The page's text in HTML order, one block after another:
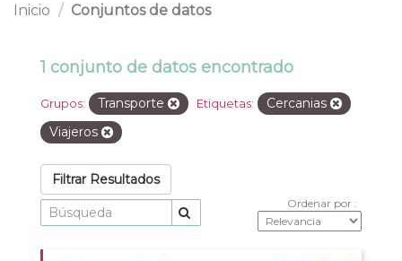
Inicio Conjuntos de datos
1 conjunto de datos encontrado
Grupos: Transporte Etiquetas:
Cercanias
Viajeros
Filtrar Resultados
Ordenar por